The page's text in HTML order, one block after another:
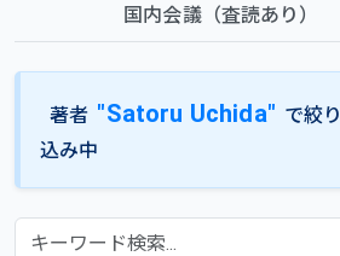
国内会議（査読あり）
著者 "Satoru Uchida" で絞り
込み中